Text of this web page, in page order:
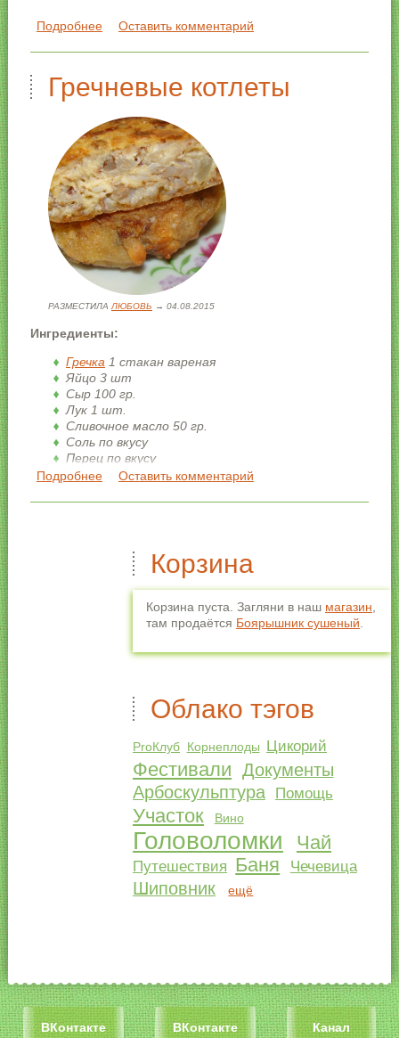
Как приготовить:
Отварите свеклу, натрите на крупной терке. Помидоры и
Нарубите зелень.
Подробнеео Свекольный салат
Оставить комментарий
Гречневые котлеты
РАЗМЕСТИЛА ЛЮБОВЬ → 04.08.2015
Ингредиенты:
Гречка 1 стакан вареная
Яйцо 3 шт
Сыр 100 гр.
Лук 1 шт.
Сливочное масло 50 гр.
Соль по вкусу
Перец по вкусу
Как приготовить гречневыекотлеты
Подробнеео Гречневые котлеты
Оставить комментарий
Корзина
Корзина пуста. Загляни в наш магазин
там продаётся Боярышник сушеный
Облако тэгов
ProКлуб Корнеплоды Цикорий
Фестивали Документы
Арбоскульптура
Помощь
Участок Вино
Головоломки Чай
Путешествия Баня Чечевица
Шиповник ещё
ВКонтакте
ВКонтакте
Канал